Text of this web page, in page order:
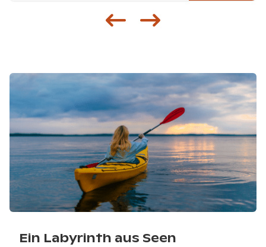
Siirry edelliseen
Siirry
Ein Labyrinth aus Seen